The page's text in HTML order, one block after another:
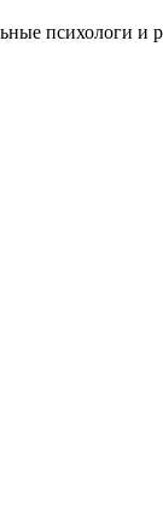
психологи и